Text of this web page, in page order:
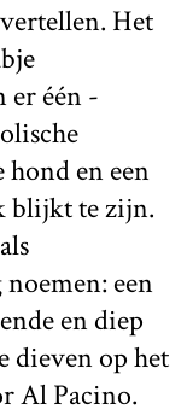
Het
er één -
en een
blijkt te zijn.
een
en diep
dieven op het
Al Pacino.